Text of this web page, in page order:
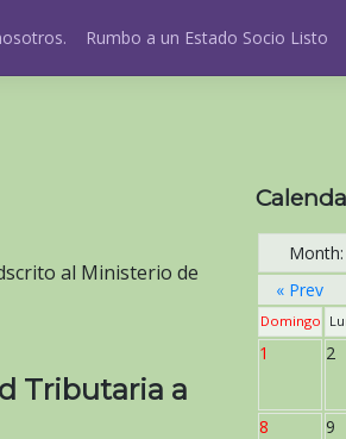
Rumbo a un Estado Socio Listo
al Ministerio de
Tributaria a
Month:
« Prev
Domingo
1 2
8 9